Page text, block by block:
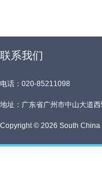
联系我们
电话：020-85211098
地址：广东省广州市中山大道
Copyright © 2026 South China